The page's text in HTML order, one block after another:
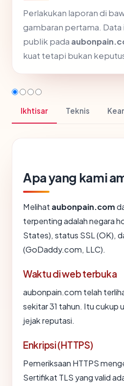
Perlakukan laporan di
gambaran pertama.
publik pada
kuat tetapi bukan
Ikhtisar Teknis
Apa yang kami
Melihat aubonpain.com
terpenting adalah negara
States), status SSL (OK),
(GoDaddy.com, LLC).
Waktu di web terbuka
aubonpain.com telah
sekitar 31 tahun. Itu cukup
jejak reputasi.
Enkripsi (HTTPS)
Pemeriksaan HTTPS
Sertifikat TLS yang valid